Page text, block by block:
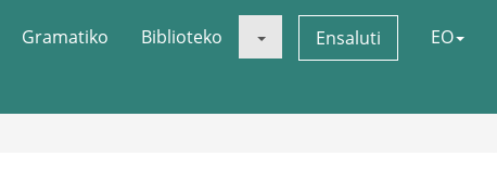
Gramatiko Biblioteko Ensaluti EO